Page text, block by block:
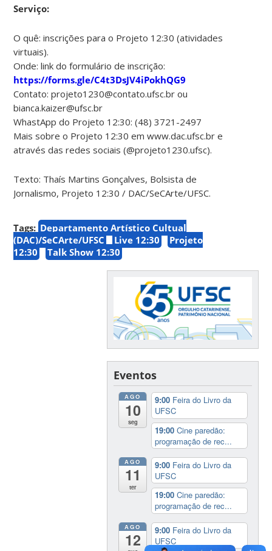
Serviço:
O quê: inscrições para o Projeto 12:30 (atividades
virtuais).
Onde: link do formulário de inscrição:
https://forms.gle/C4t3DsJV4iPokhQG9
Contato: projeto1230@contato.ufsc.br ou
bianca.kaizer@ufsc.br
WhastApp do Projeto 12:30: (48) 3721-2497
Mais sobre o Projeto 12:30 em www.dac.ufsc.br e
através das redes sociais (@projeto1230.ufsc).
Texto: Thaís Martins Gonçalves, Bolsista de
Jornalismo, Projeto 12:30 / DAC/SeCArte/UFSC.
Tags: Departamento Artístico Cultual
(DAC)/SeCArte/UFSC
Live 12:30
Projeto
12:30
Talk Show 12:30
Eventos
AGO
10
seg
9:00 Feira do Livro da
UFSC
19:00Cine paredão:
programação de rec...
AGO
11
ter
9:00 Feira do Livro da
UFSC
19:00Cine paredão:
programação de rec...
AGO
12
9:00 Feira do Livro da
UFSC